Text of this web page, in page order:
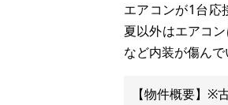
エアコンが1台応
夏以外はエアコ
など内装が傷ん
【物件概要】※